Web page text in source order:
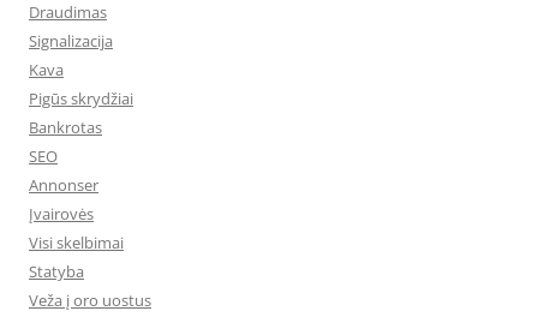
Draudimas
Signalizacija
Kava
Pigūs skrydžiai
Bankrotas
SEO
Annonser
Įvairovės
Visi skelbimai
Statyba
Veža į oro uostus